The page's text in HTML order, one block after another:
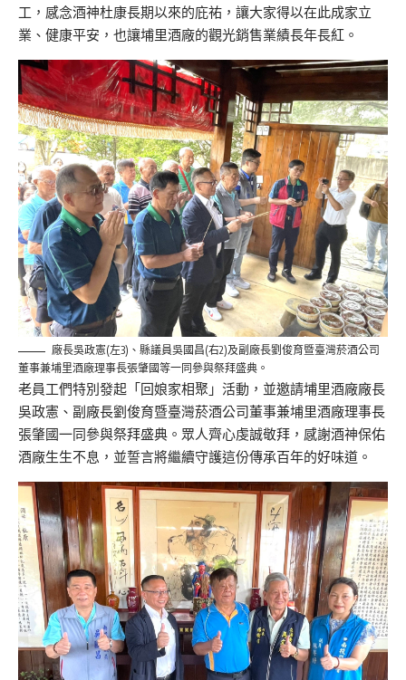
工， 感念酒神杜康長期以來的庇祐，讓大家得以在此成家立
業、 健康平安，也讓埔里酒廠的觀光銷售業績長年長紅。
廠長吳政憲(左3)、縣議員吳國昌(右2)及副廠長劉俊育暨臺灣菸酒公司
董事兼埔里酒廠理事長張肇國等一同參與祭拜盛典。
老員工們特別發起「回娘家相聚」活動， 並邀請埔里酒廠廠長
吳政憲、 副廠長劉俊育暨臺灣菸酒公司董事兼埔里酒廠理事長
張肇國一同參與祭拜盛典。眾人齊心虔誠敬拜，感謝酒神保佑
酒廠生生不息， 並誓言將繼續守護這份傳承百年的好味道。